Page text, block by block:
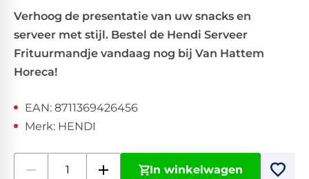
Verhoog de presentatie van uw snacks en
serveer met stijl. Bestel de Hendi Serveer
Frituurmandje vandaag nog bij Van Hattem
Horeca!
EAN: 8711369426456
Merk: HENDI
In winkelwagen